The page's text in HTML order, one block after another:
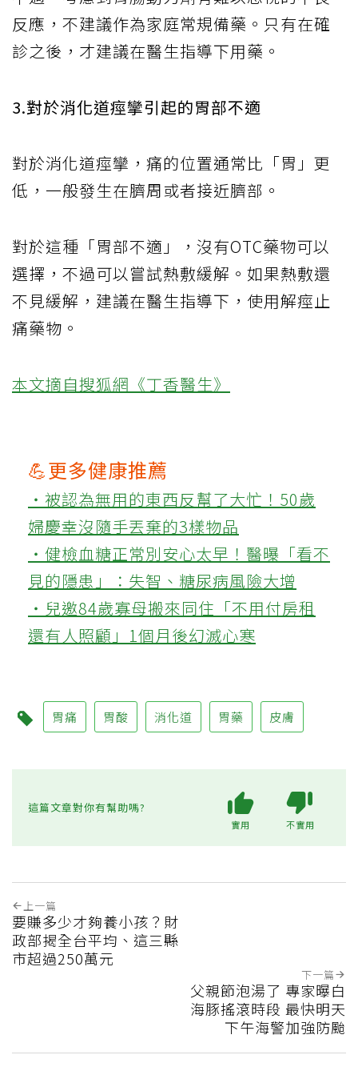
反應，不建議作為家庭常規備藥。只有在確
診之後，才建議在醫生指導下用藥。
3.對於消化道痙攣引起的胃部不適
對於消化道痙攣，痛的位置通常比「胃」更
低，一般發生在臍周或者接近臍部。
對於這種「胃部不適」，沒有OTC藥物可以
選擇，不過可以嘗試熱敷緩解。如果熱敷還
不見緩解，建議在醫生指導下，使用解痙止
痛藥物。
本文摘自搜狐網《丁香醫生》
💪更多健康推薦
‧被認為無用的東西反幫了大忙！50歲
婦慶幸沒隨手丟棄的3樣物品
‧健檢血糖正常別安心太早！醫曝「看不
見的隱患」：失智、糖尿病風險大增
‧兒邀84歲寡母搬來同住「不用付房租
還有人照顧」1個月後幻滅心寒
胃痛 胃酸 消化道 胃藥 皮膚
這篇文章對你有幫助嗎?
實用 不實用
上一篇
要賺多少才夠養小孩？財
政部揭全台平均、這三縣
市超過250萬元
下一篇
父親節泡湯了 專家曝白
海豚搖滾時段 最快明天
下午海警加強防颱